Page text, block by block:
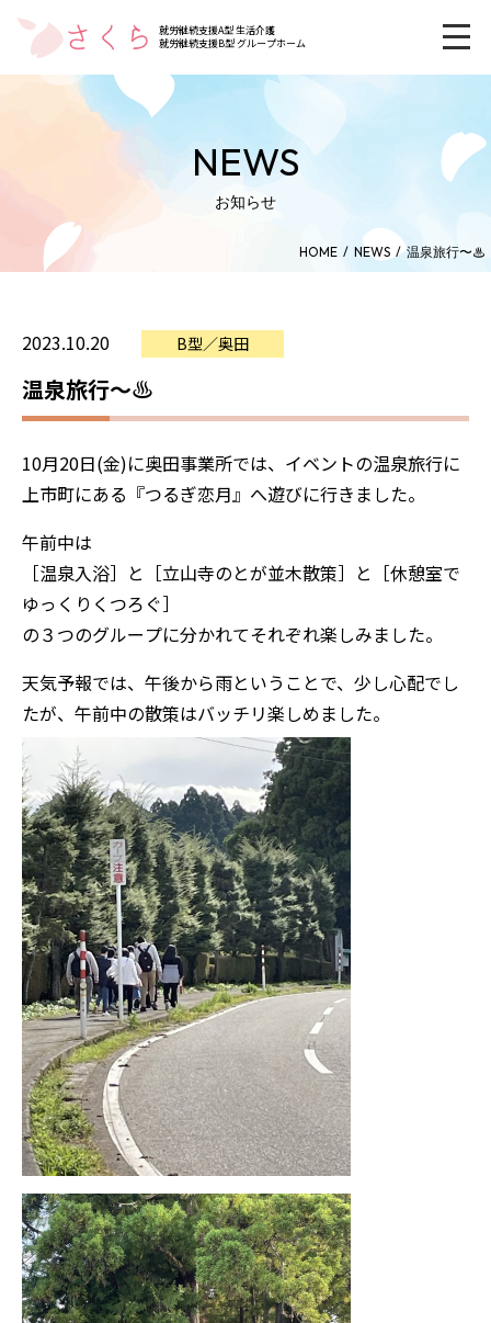
就労継続支援A型 生活介護
就労継続支援B型 グループホーム
NEWS
お知らせ
HOME NEWS 温泉旅行〜♨︎
2023.10.20 B型／奥田
温泉旅行〜♨︎
10月20日(金)に奥田事業所では、イベントの温泉旅行に
上市町にある『つるぎ恋月』へ遊びに行きました。
午前中は
［温泉入浴］と［立山寺のとが並木散策］と［休憩室で
ゆっくりくつろぐ］
の３つのグループに分かれてそれぞれ楽しみました。
天気予報では、午後から雨ということで、少し心配でし
たが、午前中の散策はバッチリ楽しめました。